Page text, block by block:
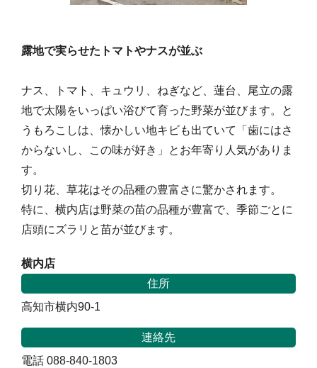
露地で実らせたトマトやナスが並ぶ
ナス、トマト、キュウリ、ねぎなど、蓮台、尾立の露
地で太陽をいっぱい浴びて育った野菜が並びます。と
うもろこしは、懐かしい地キビも出ていて「歯にはさ
からないし、この味が好き」とお年寄り人気がありま
す。
切り花、草花はその品種の豊富さに驚かされます。
特に、横内店は野菜の苗の品種が豊富で、季節ごとに
店頭にズラリと苗が並びます。
横内店
住所
高知市横内90-1
連絡先
電話 088-840-1803